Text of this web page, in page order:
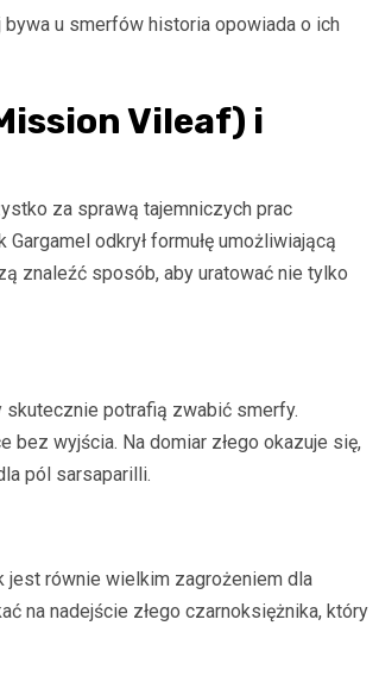
u smerfów historia opowiada o ich
Vileaf) i
za sprawą tajemniczych prac
odkrył formułę umożliwiającą
znaleźć sposób, aby uratować nie tylko
skutecznie potrafią zwabić smerfy.
bez wyjścia. Na domiar złego okazuje się,
pól sarsaparilli.
jest równie wielkim zagrożeniem dla
na nadejście złego czarnoksiężnika, który